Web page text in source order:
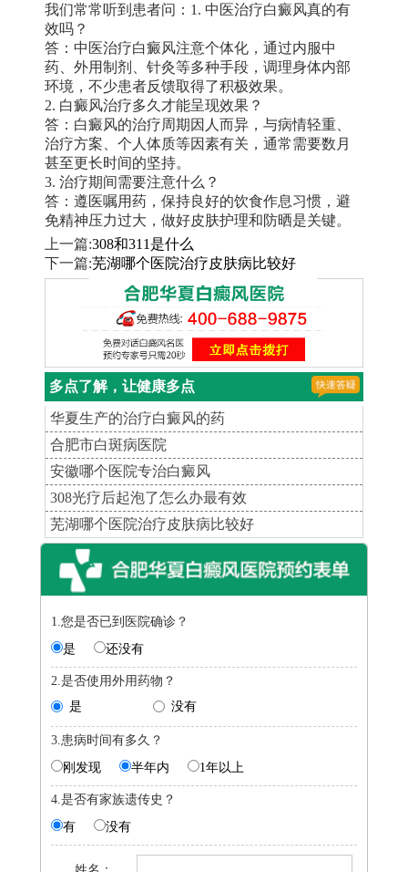
我们常常听到患者问：1. 中医治疗白癜风真的有
效吗？
答：中医治疗白癜风注意个体化，通过内服中
药、外用制剂、针灸等多种手段，调理身体内部
环境，不少患者反馈取得了积极效果。
2. 白癜风治疗多久才能呈现效果？
答：白癜风的治疗周期因人而异，与病情轻重、
治疗方案、个人体质等因素有关，通常需要数月
甚至更长时间的坚持。
3. 治疗期间需要注意什么？
答：遵医嘱用药，保持良好的饮食作息习惯，避
免精神压力过大，做好皮肤护理和防晒是关键。
上一篇:308和311是什么
下一篇:芜湖哪个医院治疗皮肤病比较好
多点了解，让健康多点
华夏生产的治疗白癜风的药
合肥市白斑病医院
安徽哪个医院专治白癜风
308光疗后起泡了怎么办最有效
芜湖哪个医院治疗皮肤病比较好
1.您是否已到医院确诊？
是
还没有
2.是否使用外用药物？
是
没有
3.患病时间有多久？
刚发现
半年内 1年以上
4.是否有家族遗传史？
有
没有